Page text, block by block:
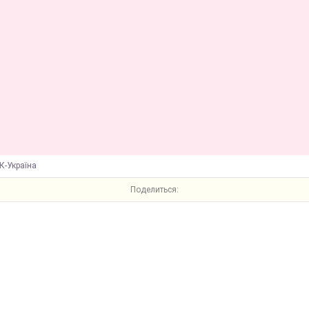
Україна
Поделиться: